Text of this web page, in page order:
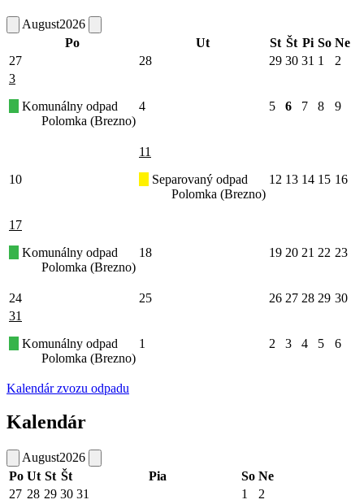
August2026
Po
Ut St Št Pi So Ne
27
28 29 30 31 1
2
3
Komunálny odpad
Polomka (Brezno)
4 5 6 7 8 9
10
11
Separovaný odpad
Polomka (Brezno)
12 13 14 15 16
17
Komunálny odpad
Polomka (Brezno)
18 19 20 21 22 23
24 25 26 27 28 29 30
31
Komunálny odpad
Polomka (Brezno)
1 2 3 4 5 6
Kalendár zvozu odpadu
Kalendár
August2026
Po Ut St Št Pia So Ne
27 28 29 30 31 1
2